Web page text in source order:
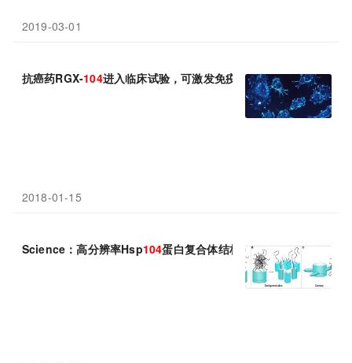
2019-03-01
抗癌药RGX-104进入临床试验，可激发免疫系统全力摧毁癌细胞！
2018-01-15
Science：高分辨率Hsp104蛋白复合体结构图揭示出它瓦解错误